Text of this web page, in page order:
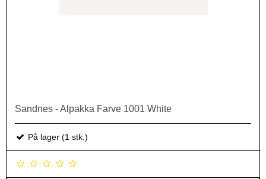
Sandnes - Alpakka Farve 1001 White
På lager (1 stk.)